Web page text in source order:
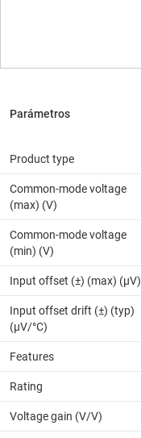
Product type
Common-mode voltage
(max) (V)
Common-mode voltage
(min) (V)
Input offset (±) (max) (µV)
Input offset drift (±) (typ)
(µV/°C)
Features
Rating
Voltage gain (V/V)